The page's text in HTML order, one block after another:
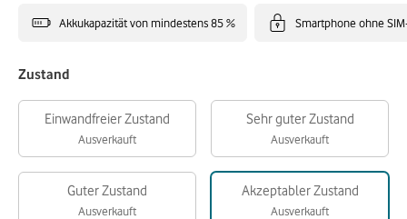
Akkukapazität von mindestens 85 % Smartphone ohne
Zustand
Einwandfreier Zustand
Ausverkauft
Sehr guter Zustand
Ausverkauft
Guter Zustand
Ausverkauft
Akzeptabler Zustand
Ausverkauft